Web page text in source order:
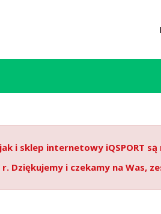
i sklep internetowy iQSPORT są
i czekamy na Was,